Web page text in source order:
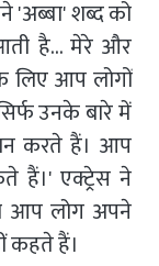
'अब्बा' शब्द को
है... मेरे और
लिए आप लोगों
उनके बारे में
करते हैं। आप
हैं।' एक्ट्रेस ने
आप लोग अपने
कहते हैं।